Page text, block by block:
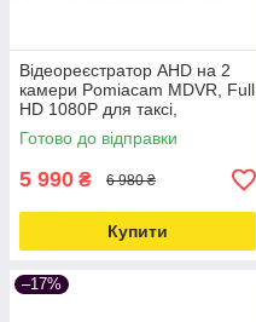
Відеореєстратор AHD на 2
камери Pomiacam MDVR, Full
HD 1080P для таксі,
автобусів, вантажівок
Love&Life -online-multimarket-
Готово до відправки
5 990 ₴ 6 980 ₴
Купити
–17%